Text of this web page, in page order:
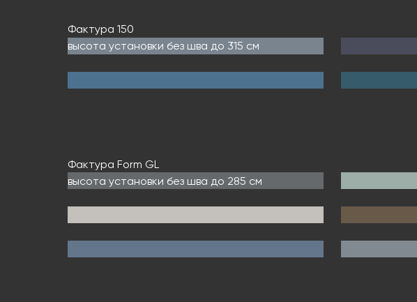
Фактура 150
высота установки без шва до 315 см
Фактура Form GL
высота установки без шва до 285 см